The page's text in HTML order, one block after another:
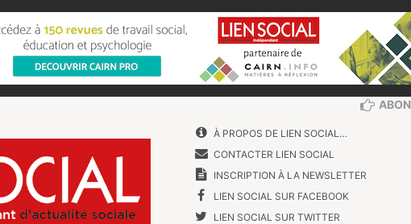
À PROPOS DE LIEN SOCIAL…
CONTACTER LIEN SOCIAL
INSCRIPTION À LA NEWSLETTER
LIEN SOCIAL SUR FACEBOOK
LIEN SOCIAL SUR TWITTER